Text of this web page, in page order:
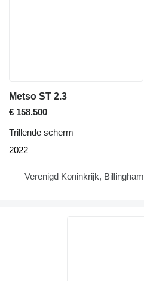
Metso ST 2.3
€ 158.500
Trillende scherm
2022
Verenigd Koninkrijk, Billingham